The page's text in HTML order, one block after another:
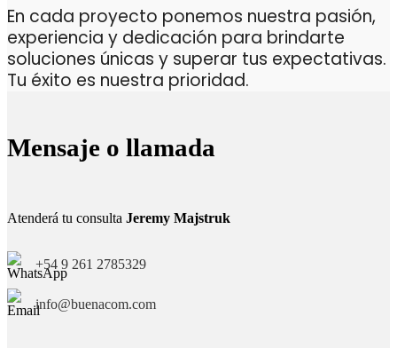
En cada proyecto ponemos nuestra pasión,
experiencia y dedicación para brindarte
soluciones únicas y superar tus expectativas.
Tu éxito es nuestra prioridad.
Mensaje o llamada
Atenderá tu consulta Jeremy Majstruk
+54 9 261 2785329
info@buenacom.com